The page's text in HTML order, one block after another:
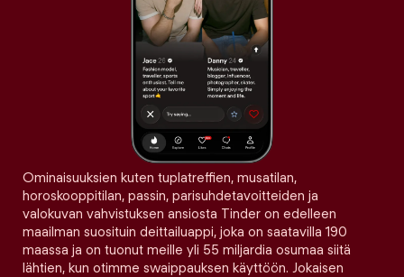
Ominaisuuksien kuten tuplatreffien, musatilan,
horoskooppitilan, passin, parisuhdetavoitteiden ja
valokuvan vahvistuksen ansiosta Tinder on edelleen
maailman suosituin deittailuappi, joka on saatavilla 190
maassa ja on tuonut meille yli 55 miljardia osumaa siitä
lähtien, kun otimme swaippauksen käyttöön. Jokaisen